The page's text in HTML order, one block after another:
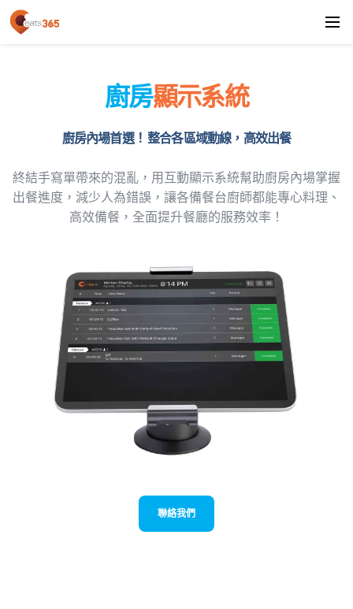
廚房顯示系統
廚房內場首選！ 整合各區域動線，高效出餐
終結手寫單帶來的混亂，用互動顯示系統幫助廚房內場掌握
出餐進度，減少人為錯誤，讓各備餐台廚師都能專心料理、
高效備餐，全面提升餐廳的服務效率！
聯絡我們